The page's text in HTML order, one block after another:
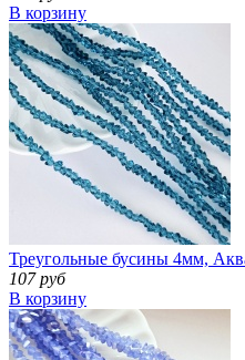
В корзину
Треугольные бусины 4мм,
107 руб
В корзину